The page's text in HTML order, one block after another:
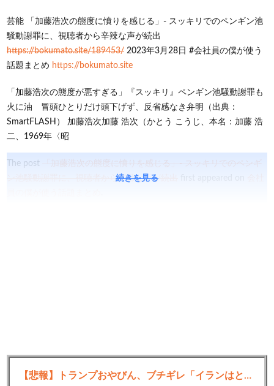
芸能 「加藤浩次の態度に憤りを感じる」- スッキリでのペンギン池
騒動謝罪に、視聴者から辛辣な声が続出
https://bokumato.site/189453/ 2023年3月28日 #会社員の僕が使う
話題まとめ https://bokumato.site
「加藤浩次の態度が悪すぎる」『スッキリ』ペンギン池騒動謝罪も
火に油 冒頭ひとりだけ頭下げず、反省感なき弁明（出典：
SmartFLASH） 加藤浩次加藤 浩次（かとう こうじ、本名：加藤 浩
二、1969年〈昭
The post 「加藤浩次の態度に憤りを感じる」- スッキリでのペンギ
ン池騒動謝罪に、視聴者から辛辣な声が続出
続きを見る
【悲報】トランプおやびん、ブチギレ「イランはとんでもない二枚舌だ！！」